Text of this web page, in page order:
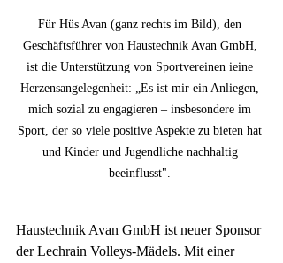
Für Hüs Avan (ganz rechts im Bild), den
Geschäftsführer von Haustechnik Avan GmbH,
ist die Unterstützung von Sportvereinen ieine
Herzensangelegenheit: „Es ist mir ein Anliegen,
mich sozial zu engagieren – insbesondere im
Sport, der so viele positive Aspekte zu bieten hat
und Kinder und Jugendliche nachhaltig
beeinflusst".
Haustechnik Avan GmbH ist neuer Sponsor
der Lechrain Volleys-Mädels. Mit einer